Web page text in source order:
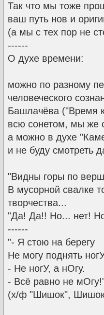
Так что мы тоже
ваш путь нов и
(а мы с тех пор не
------
О духе времени:
можно по разному
человеческого
Башлачёва ("Время
всю сонетом, мы же
а можно в духе
и не буду смотреть
"Видны горы по
В мусорной свалке
творчества...
"Да! Да!! Но... нет!
------
"- Я стою на берегу
Не могу поднять
- Не ногУ, а нОгу.
- Всё равно не
(х/ф "Шишок",